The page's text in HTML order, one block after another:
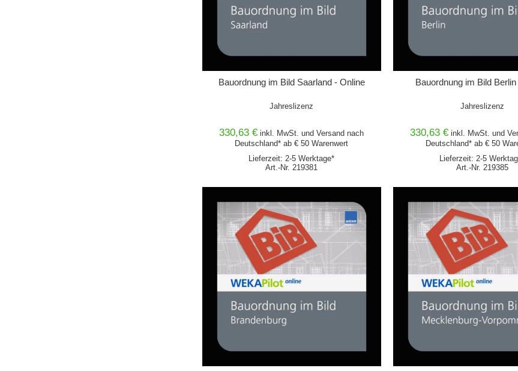
Bauordnung im Bild Saarland - Online
Jahreslizenz
330,63 € inkl. MwSt. undVersand nach
Deutschland* ab € 50 Warenwert
Lieferzeit: 2-5 Werktage*
Art.-Nr. 219381
Bauordnung im Bild
Jahreslizenz
330,63 € inkl. MwSt. und
Deutschland* ab € 50
Lieferzeit: 2-5
Art.-Nr. 219385
IN DEN WARENKORB IN DEN WARENKORB